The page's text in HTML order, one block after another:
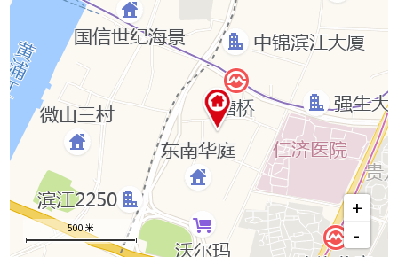
500 米
+
-